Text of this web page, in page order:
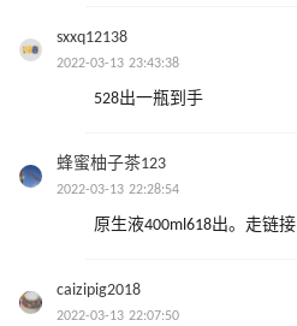
sxxq12138
2022-03-13 23:43:38
528出一瓶到手
蜂蜜柚子茶123
2022-03-13 22:28:54
原生液400ml618出。走链接
caizipig2018
2022-03-13 22:07:50